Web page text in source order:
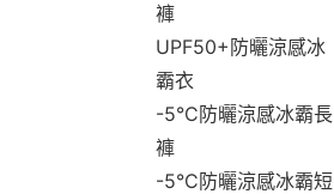
褲
UPF50+防曬涼感冰
霸衣
-5°C防曬涼感冰霸長
褲
-5°C防曬涼感冰霸短